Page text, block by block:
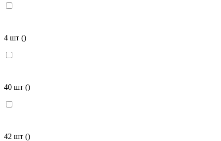
4 шт ()
40 шт ()
42 шт ()